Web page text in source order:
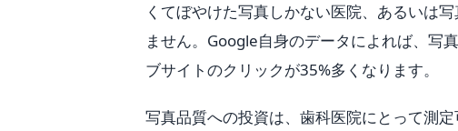
くてぼやけた写真しかない医院、あるいは
ません。Google自身のデータによれば、写
ブサイトのクリックが35%多くなります。
写真品質への投資は、歯科医院にとって測